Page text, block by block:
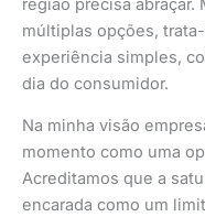
região precisa
múltiplas opções,
experiência simples,
dia do consumidor.
Na minha visão
momento como uma
Acreditamos que a
encarada como um